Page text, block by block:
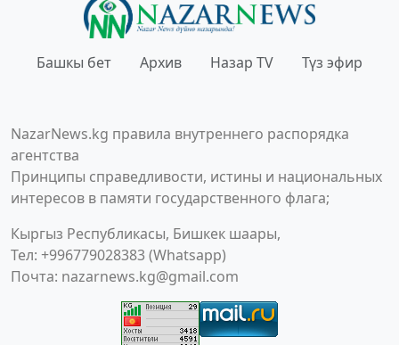
Башкы бет Архив Назар TV Түз эфир
NazarNews.kg правила внутреннего распорядка
агентства
Принципы справедливости, истины и национальных
интересов в памяти государственного флага;
Кыргыз Республикасы, Бишкек шаары,
Тел: +996779028383 (Whatsapp)
Почта: nazarnews.kg@gmail.com